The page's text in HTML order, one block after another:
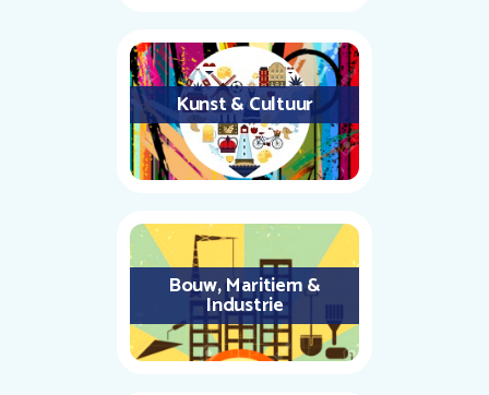
Kunst & Cultuur
Bouw, Maritiem &
Industrie